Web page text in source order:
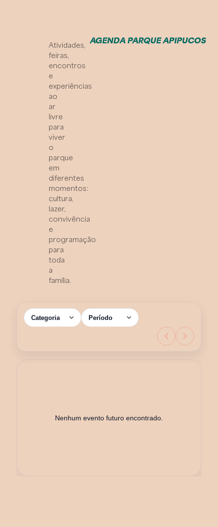
AGENDA PARQUE APIPUCOS
Atividades,
feiras,
encontros
e
experiências
ao
ar
livre
para
viver
o
parque
em
diferentes
momentos:
cultura,
lazer,
convivência
e
programação
para
toda
a
família.